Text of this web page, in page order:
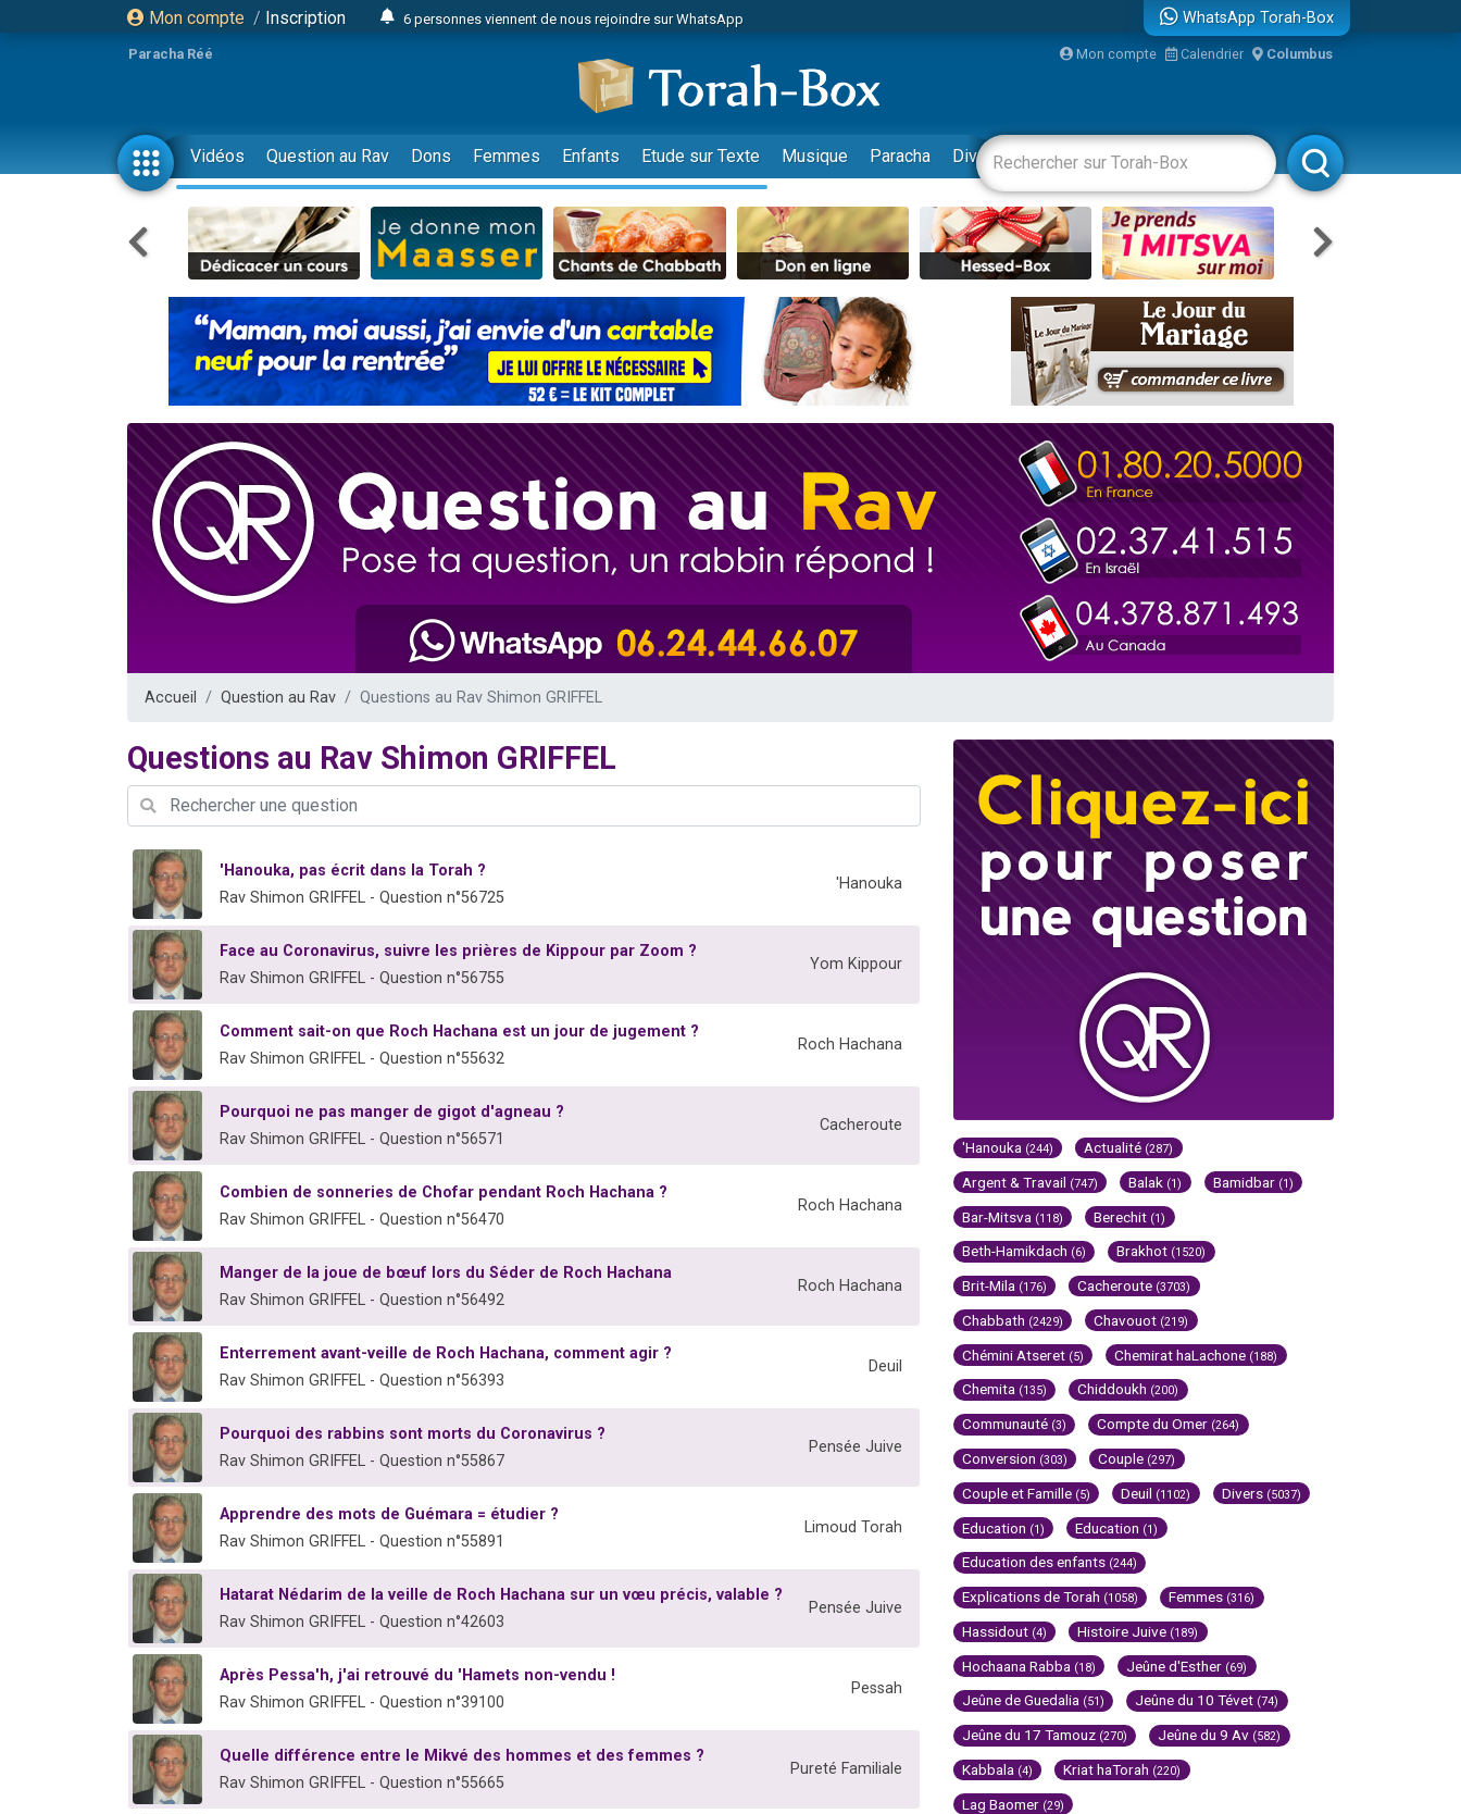
Mon compte / Inscription
6 personnes viennent de nous rejoindre sur WhatsApp
2 personnes viennent de faire un don pour 1 Journée de Vacances Pour les Enfants
17 personnes viennent de demander une bénédiction
4 personnes viennent de nous rejoindre sur WhatsApp
Il reste 49 places pour étudier en groupe sur Zoom
23 personnes viennent de faire un don pour Diane, 80 ans, dans un appartement insalubre
Eva vient de donner son Maasser
4 personnes viennent de nous rejoindre sur WhatsApp
3 personnes viennent de nous rejoindre sur WhatsApp
3 personnes viennent de faire un don pour 5 jours de vacances aux Orphelins
Odaya vient de donner son Maasser
13 personnes viennent de demander une bénédiction
2 personnes viennent de nous rejoindre sur WhatsApp
30 personnes viennent de faire un don pour Sauvez la jambe de Yohan
Il reste 49 places pour étudier en groupe sur Zoom
3 personnes viennent de nous rejoindre sur WhatsApp
2 personnes viennent de nous rejoindre sur WhatsApp
2 personnes viennent de nous rejoindre sur WhatsApp
WhatsApp Torah-Box
Paracha Réé Mon compte Calendrier Columbus
Vidéos Question au Rav Dons Femmes Enfants Etude sur Texte Musique Paracha Divertissements Livres Rabbanim
Accueil Question au Rav Questions au Rav Shimon GRIFFEL
Questions au Rav Shimon GRIFFEL
'Hanouka, pas écrit dans la Torah ?
Rav Shimon GRIFFEL - Question n°56725
'Hanouka
Face au Coronavirus, suivre les prières de Kippour par Zoom ?
Rav Shimon GRIFFEL - Question n°56755
Yom Kippour
Comment sait-on que Roch Hachana est un jour de jugement ?
Rav Shimon GRIFFEL - Question n°55632
Roch Hachana
Pourquoi ne pas manger de gigot d'agneau ?
Rav Shimon GRIFFEL - Question n°56571
Cacheroute
Combien de sonneries de Chofar pendant Roch Hachana ?
Rav Shimon GRIFFEL - Question n°56470
Roch Hachana
Manger de la joue de bœuf lors du Séder de Roch Hachana
Rav Shimon GRIFFEL - Question n°56492
Roch Hachana
Enterrement avant-veille de Roch Hachana, comment agir ?
Rav Shimon GRIFFEL - Question n°56393
Deuil
Pourquoi des rabbins sont morts du Coronavirus ?
Rav Shimon GRIFFEL - Question n°55867
Pensée Juive
Apprendre des mots de Guémara = étudier ?
Rav Shimon GRIFFEL - Question n°55891
Limoud Torah
Hatarat Nédarim de la veille de Roch Hachana sur un vœu précis, valable ?
Rav Shimon GRIFFEL - Question n°42603
Pensée Juive
Après Pessa'h, j'ai retrouvé du 'Hamets non-vendu !
Rav Shimon GRIFFEL - Question n°39100
Pessah
Quelle différence entre le Mikvé des hommes et des femmes ?
Rav Shimon GRIFFEL - Question n°55665
Pureté Familiale
'Hanouka (244) Actualité (287)
Argent & Travail (747) Balak (1) Bamidbar (1)
Bar-Mitsva (118) Berechit (1)
Beth-Hamikdach (6) Brakhot (1520)
Brit-Mila (176) Cacheroute (3703)
Chabbath (2429) Chavouot (219)
Chémini Atseret (5) Chemirat haLachone (188)
Chemita (135) Chiddoukh (200)
Communauté (3) Compte du Omer (264)
Conversion (303) Couple (297)
Couple et Famille (5) Deuil (1102) Divers (5037)
Education (1) Education (1)
Education des enfants (244)
Explications de Torah (1058) Femmes (316)
Hassidout (4) Histoire Juive (189)
Hochaana Rabba (18) Jeûne d'Esther (69)
Jeûne de Guedalia (51) Jeûne du 10 Tévet (74)
Jeûne du 17 Tamouz (270) Jeûne du 9 Av (582)
Kabbala (4) Kriat haTorah (220)
Lag Baomer (29)